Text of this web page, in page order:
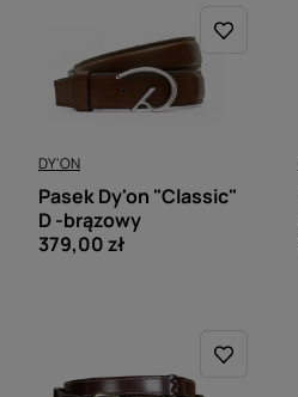
DY'ON
Pasek Dy'on "Classic"
D -brązowy
379,00 zł